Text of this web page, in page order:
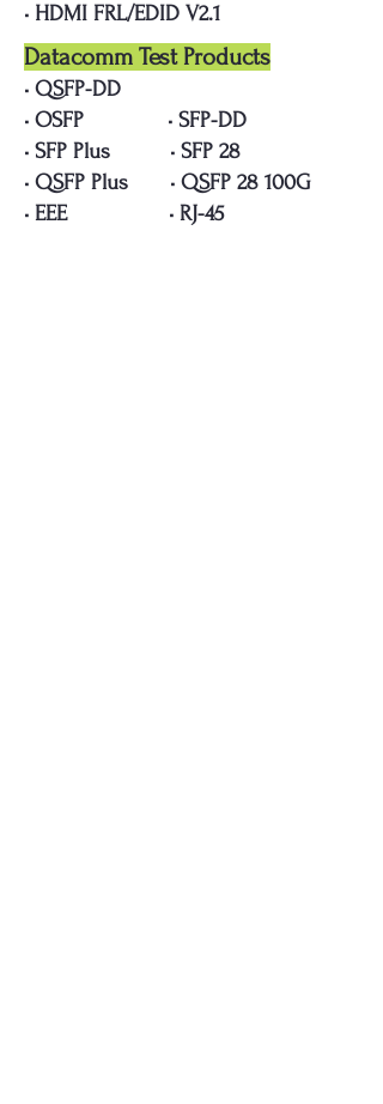
• HDMI FRL/EDID V2.1
Datacomm Test Products
• QSFP-DD
• OSFP • SFP-DD
• SFP Plus • SFP 28
• QSFP Plus • QSFP 28 100G
• EEE • RJ-45